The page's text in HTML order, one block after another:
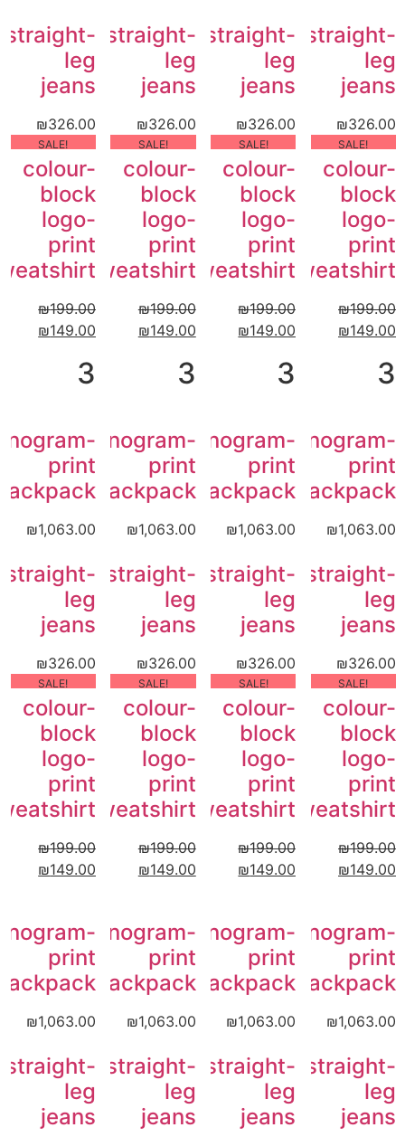
straight-
leg
jeans
₪326.00
!SALE
colour-
block
logo-
print
sweatshirt
₪199.00
₪149.00
3
Monogram-
print
backpack
₪1,063.00
straight-
leg
jeans
₪326.00
!SALE
colour-
block
logo-
print
sweatshirt
₪199.00
₪149.00
Monogram-
print
backpack
₪1,063.00
straight-
leg
jeans
straight-
leg
jeans
₪326.00
!SALE
colour-
block
logo-
print
sweatshirt
₪199.00
₪149.00
3
Monogram-
print
backpack
₪1,063.00
straight-
leg
jeans
₪326.00
!SALE
colour-
block
logo-
print
sweatshirt
₪199.00
₪149.00
Monogram-
print
backpack
₪1,063.00
straight-
leg
jeans
straight-
leg
jeans
₪326.00
!SALE
colour-
block
logo-
print
sweatshirt
₪199.00
₪149.00
3
Monogram-
print
backpack
₪1,063.00
straight-
leg
jeans
₪326.00
!SALE
colour-
block
logo-
print
sweatshirt
₪199.00
₪149.00
Monogram-
print
backpack
₪1,063.00
straight-
leg
jeans
straight-
leg
jeans
₪326.00
!SALE
colour-
block
logo-
print
₪199.00
₪149.00
3
print
₪1,063.00
straight-
leg
jeans
₪326.00
!SALE
colour-
block
logo-
print
₪199.00
₪149.00
print
₪1,063.00
straight-
leg
jeans